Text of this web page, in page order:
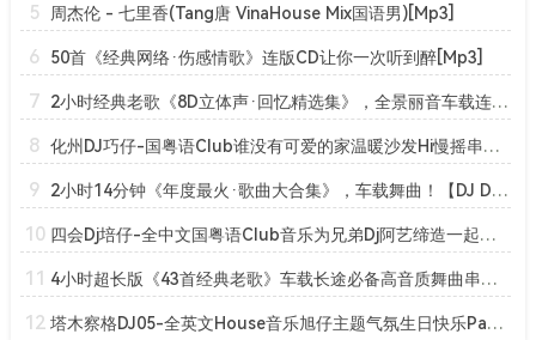
5 周杰伦 - 七里香(Tang唐 VinaHouse Mix国语男)[Mp3]
6 50首《经典网络·伤感情歌》连版CD让你一次听到醉[Mp3]
7 2小时经典老歌《8D立体声·回忆精选集》，全景丽音车载连版大碟！【DJ 魅魅】[Mp3]
8 化州DJ巧仔-国粤语Club谁没有可爱的家温暖沙发Hi慢摇串烧[Mp3]
9 2小时14分钟《年度最火·歌曲大合集》，车载舞曲！【DJ Dubai】[Mp3]
10 四会Dj培仔-全中文国粤语Club音乐为兄弟Dj阿艺缔造一起飞串烧[Mp3]
11 4小时超长版《43首经典老歌》车载长途必备高音质舞曲串烧大碟！[Mp3]
12 塔木察格DJ05-全英文House音乐旭仔主题气氛生日快乐Party串烧[Mp3]